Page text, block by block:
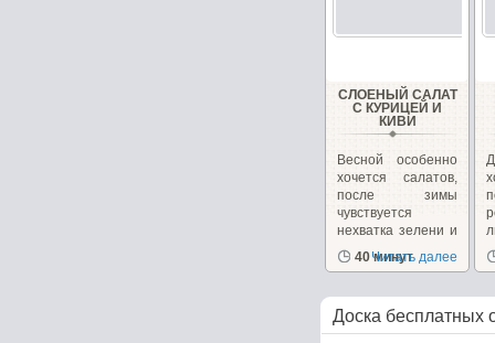
СЛОЕНЫЙ САЛАТ
С КУРИЦЕЙ И
КИВИ
Весной особенно
хочется салатов,
после зимы
чувствуется
нехватка зелени и
витаминов....
40 минут
Читать далее
Доска бесплатных